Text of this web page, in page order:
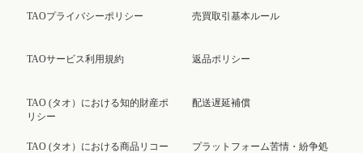
TAOプライバシーポリシー
TAOサービス利用規約
TAO (タオ）における知的財産ポ
リシー
TAO (タオ）における商品リコー
売買取引基本ルール
返品ポリシー
配送遅延補償
プラットフォーム苦情・紛争処